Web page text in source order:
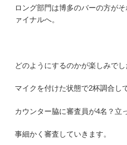
ロング部門は博多のバーの方が
ァイナルへ。
どのようにするのかが楽しみで
マイクを付けた状態で2杯調合し
カウンター脇に審査員が4名？立
事細かく審査していきます。